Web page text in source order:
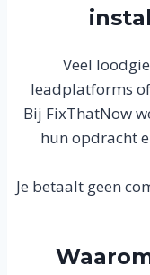
Veel
leadplatforms
Bij FixThatNow
hun opdracht
Je betaalt geen